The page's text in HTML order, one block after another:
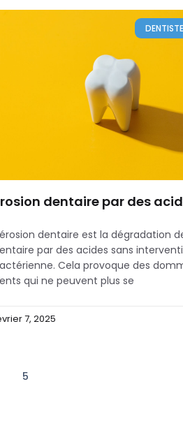
dentaire par des
dentaire est la dégradation
par des acides sans
Cela provoque des
qui ne peuvent plus se
7, 2025
5